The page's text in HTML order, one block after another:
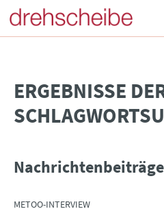
­ERGEBNISSE
Nachrichtenbeiträge
METOO-INTERVIEW